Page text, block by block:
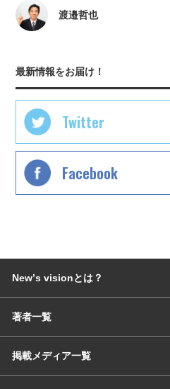
渡邉哲也
最新情報をお届け！
Twitter
Facebook
Newʼs visionとは？
著者一覧
掲載メディア一覧